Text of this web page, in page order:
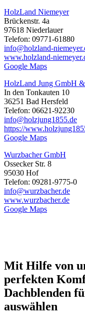
HolzLand Niemeyer
Brückenstr. 4a
97618 Niederlauer
Telefon: 09771-61880
info@holzland-
www.holzland-
Google Maps
HolzLand Jung GmbH
In den Tonkauten 10
36251 Bad Hersfeld
Telefon: 06621-92230
info@holzjung1855.de
https://
Google Maps
Wurzbacher GmbH
Ossecker Str. 8
95030 Hof
Telefon: 09281-9775-0
info@wurzbacher.de
www.wurzbacher.de
Google Maps
Mit Hilfe von
perfekten
Dachblenden
auswählen